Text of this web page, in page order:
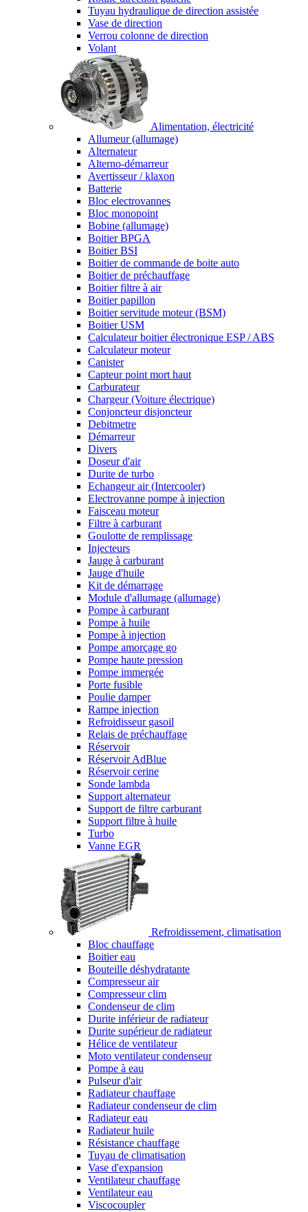
Tuyau hydraulique de direction assistée
Vase de direction
Verrou colonne de direction
Volant
Alimentation, électricité
Allumeur (allumage)
Alternateur
Alterno-démarreur
Avertisseur / klaxon
Batterie
Bloc electrovannes
Bloc monopoint
Bobine (allumage)
Boitier BPGA
Boitier BSI
Boitier de commande de boite auto
Boitier de préchauffage
Boitier filtre à air
Boitier papillon
Boitier servitude moteur (BSM)
Boitier USM
Calculateur boitier électronique ESP / ABS
Calculateur moteur
Canister
Capteur point mort haut
Carburateur
Chargeur (Voiture électrique)
Conjoncteur disjoncteur
Debitmetre
Démarreur
Divers
Doseur d'air
Durite de turbo
Echangeur air (Intercooler)
Electrovanne pompe à injection
Faisceau moteur
Filtre à carburant
Goulotte de remplissage
Injecteurs
Jauge à carburant
Jauge d'huile
Kit de démarrage
Module d'allumage (allumage)
Pompe à carburant
Pompe à huile
Pompe à injection
Pompe amorçage go
Pompe haute pression
Pompe immergée
Porte fusible
Poulie damper
Rampe injection
Refroidisseur gasoil
Relais de préchauffage
Réservoir
Réservoir AdBlue
Réservoir cerine
Sonde lambda
Support alternateur
Support de filtre carburant
Support filtre à huile
Turbo
Vanne EGR
Refroidissement, climatisation
Bloc chauffage
Boitier eau
Bouteille déshydratante
Compresseur air
Compresseur clim
Condenseur de clim
Durite inférieur de radiateur
Durite supérieur de radiateur
Hélice de ventilateur
Moto ventilateur condenseur
Pompe à eau
Pulseur d'air
Radiateur chauffage
Radiateur condenseur de clim
Radiateur eau
Radiateur huile
Résistance chauffage
Tuyau de climatisation
Vase d'expansion
Ventilateur chauffage
Ventilateur eau
Viscocoupler